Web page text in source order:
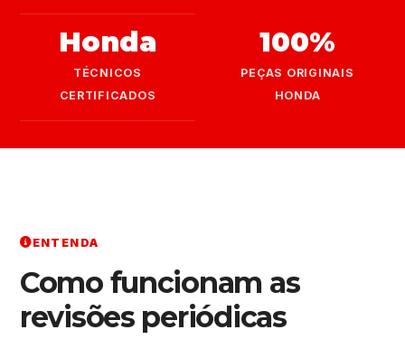
Honda
TÉCNICOS
CERTIFICADOS
100%
PEÇAS ORIGINAIS
HONDA
ENTENDA
Como funcionam as
revisões periódicas